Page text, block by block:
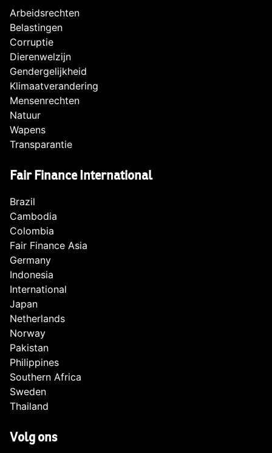
Arbeidsrechten
Belastingen
Corruptie
Dierenwelzijn
Gendergelijkheid
Klimaatverandering
Mensenrechten
Natuur
Wapens
Transparantie
Fair Finance International
Brazil
Cambodia
Colombia
Fair Finance Asia
Germany
Indonesia
International
Japan
Netherlands
Norway
Pakistan
Philippines
Southern Africa
Sweden
Thailand
Volg ons